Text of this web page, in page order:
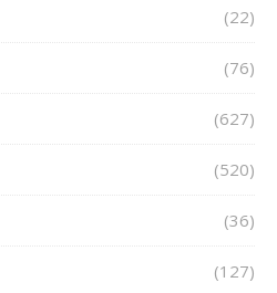
(22)
(76)
(627)
(520)
(36)
(127)